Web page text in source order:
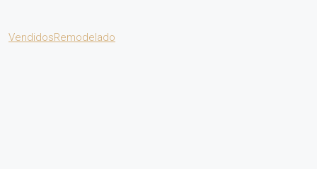
VendidosRemodelado